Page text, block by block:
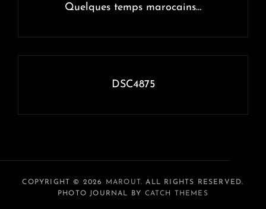
l’articleQuelques temps marocains…
DSC4875
COPYRIGHT © 2026 MAROUT. ALL RIGHTS RESERVED.
PHOTO JOURNAL BY CATCH THEMES